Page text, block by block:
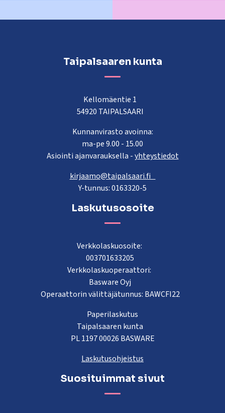
Taipalsaaren kunta
Kellomäentie 1
54920 TAIPALSAARI
Kunnanvirasto avoinna:
ma-pe 9.00 - 15.00
Asiointi ajanvarauksella -yhteystiedot
kirjaamo@taipalsaari.fi
Y-tunnus: 0163320-5
Laskutusosoite
Verkkolaskuosoite:
003701633205
Verkkolaskuoperaattori:
Basware Oyj
Operaattorin välittäjätunnus: BAWCFI22
Paperilaskutus
Taipalsaaren kunta
PL 1197 00026 BASWARE
Laskutusohjeistus
Suosituimmat sivut